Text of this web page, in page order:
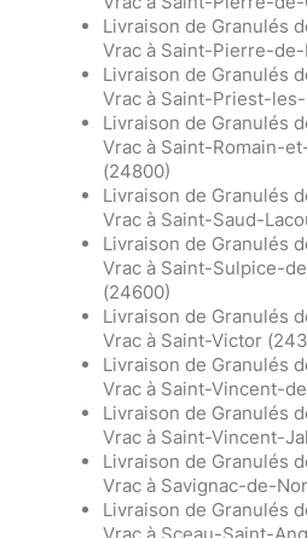
Livraison de Granulés
Vrac à Saint-Pierre-
Livraison de Granulés
Vrac à Saint-Priest-
Livraison de Granulés
Vrac à Saint-Romain-
(24800)
Livraison de Granulés
Vrac à Saint-Saud-
Livraison de Granulés
Vrac à Saint-Sulpice-
(24600)
Livraison de Granulés
Vrac à Saint-Victor
Livraison de Granulés
Vrac à Saint-Vincent-
Livraison de Granulés
Vrac à Saint-Vincent-
Livraison de Granulés
Vrac à Savignac-de-
Livraison de Granulés